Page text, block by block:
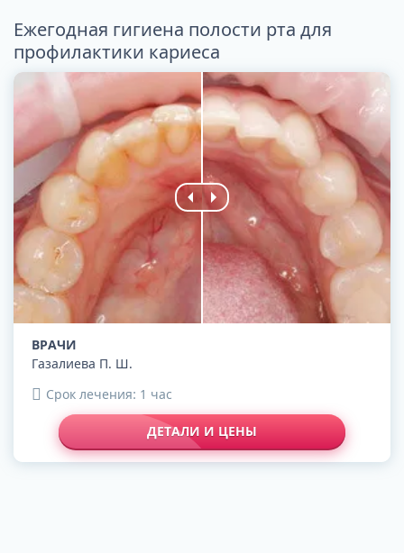
Ежегодная гигиена полости рта для
профилактики кариеса
ВРАЧИ
Газалиева П. Ш.
Срок лечения: 1 час
ДЕТАЛИ И ЦЕНЫ